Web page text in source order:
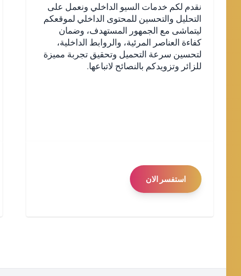
نقدم لكم خدمات السيو الداخلي ونعمل على
التحليل والتحسين للمحتوى الداخلي لموقعكم
ليتماشى مع الجمهور المستهدف، وضمان
كفاءة العناصر المرئية، والروابط الداخلية،
لتحسين سرعة التحميل وتحقيق تجربة مميزة
للزائر وتزويدكم بالنصائح لاتباعها.
استفسر الان